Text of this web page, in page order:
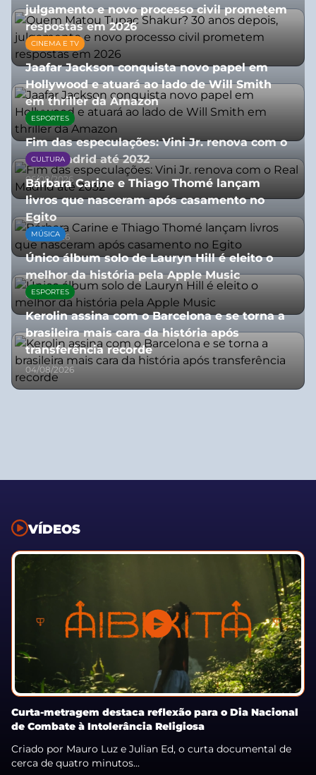
julgamento e novo processo civil prometem
respostas em 2026
05/08/2026
CINEMA E TV
Jaafar Jackson conquista novo papel em
Hollywood e atuará ao lado de Will Smith
em thriller da Amazon
06/08/2026
ESPORTES
Fim das especulações: Vini Jr. renova com o
Real Madrid até 2032
06/08/2026
CULTURA
Bárbara Carine e Thiago Thomé lançam
livros que nasceram após casamento no
Egito
10/07/2026
MÚSICA
Único álbum solo de Lauryn Hill é eleito o
melhor da história pela Apple Music
06/08/2026
ESPORTES
Kerolin assina com o Barcelona e se torna a
brasileira mais cara da história após
transferência recorde
04/08/2026
VÍDEOS
Curta-metragem destaca reflexão para o Dia Nacional
de Combate à Intolerância Religiosa
Criado por Mauro Luz e Julian Ed, o curta documental de
cerca de quatro minutos...